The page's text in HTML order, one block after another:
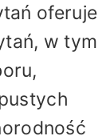
oferuje
w tym